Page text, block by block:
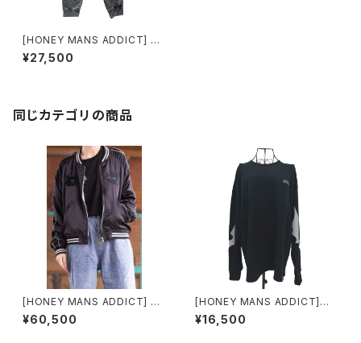
[HONEY MANS ADDICT] H.
M.A Mineral Wash Fleece P
ant
¥27,500
同じカテゴリの商品
[HONEY MANS ADDICT] CA
Tスカジャン
¥60,500
[HONEY MANS ADDICT]ア
ディクトバットロングスリーブT
シャツ
¥16,500